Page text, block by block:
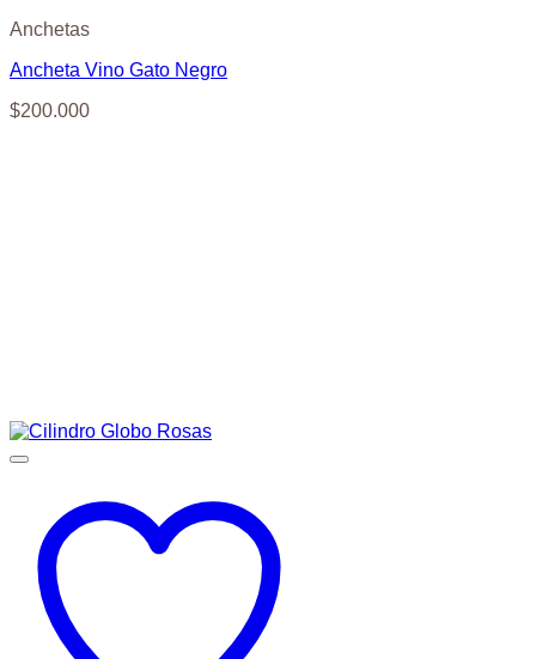
Anchetas
Ancheta Vino Gato Negro
$200.000